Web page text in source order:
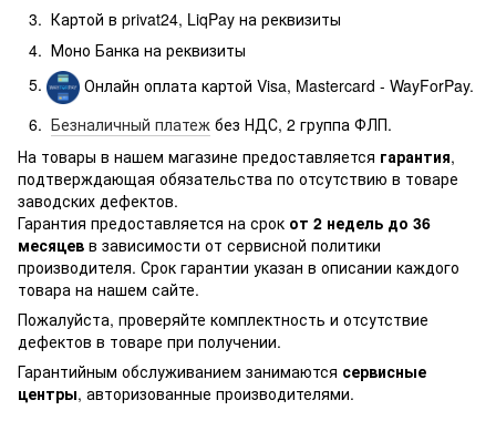
Картой в privat24, LiqPay на реквизиты
Моно Банка на реквизиты
Онлайн оплата картой Visa, Mastercard - WayForPay.
Безналичный платеж без НДС, 2 группа ФЛП.
На товары в нашем магазине предоставляется гарантия,
подтверждающая обязательства по отсутствию в товаре
заводских дефектов.
Гарантия предоставляется на срок от 2 недель до 36
месяцев в зависимости от сервисной политики
производителя. Срок гарантии указан в описании каждого
товара на нашем сайте.
Пожалуйста, проверяйте комплектность и отсутствие
дефектов в товаре при получении.
Гарантийным обслуживанием занимаются сервисные
центры, авторизованные производителями.